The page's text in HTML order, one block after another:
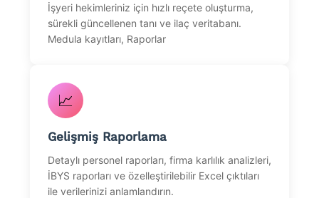
İşyeri hekimleriniz için hızlı reçete oluşturma,
sürekli güncellenen tanı ve ilaç veritabanı.
Medula kayıtları, Raporlar
📈
Gelişmiş Raporlama
Detaylı personel raporları, firma karlılık analizleri,
İBYS raporları ve özelleştirilebilir Excel çıktıları
ile verilerinizi anlamlandırın.